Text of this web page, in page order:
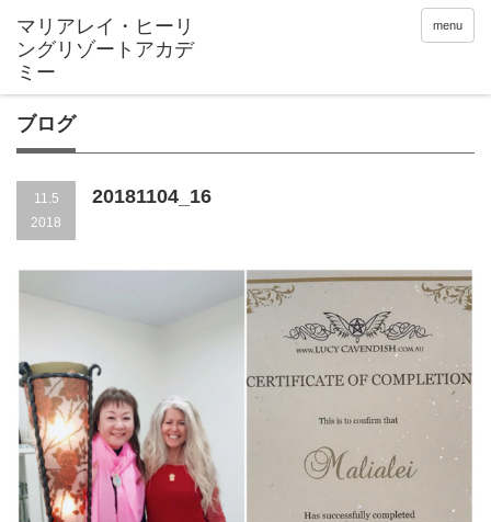
menu
ブログ
11.5
2018
20181104_16